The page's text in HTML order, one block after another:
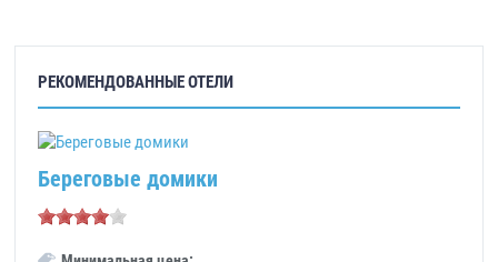
РЕКОМЕНДОВАННЫЕ ОТЕЛИ
Береговые домики